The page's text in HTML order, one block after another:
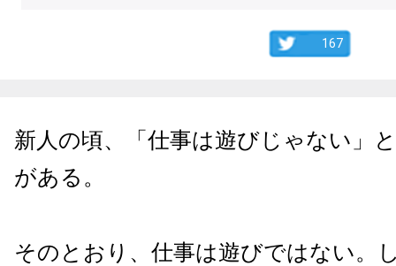
167
新人の頃、「仕事は遊びじゃない」
がある。
そのとおり、仕事は遊びではない。